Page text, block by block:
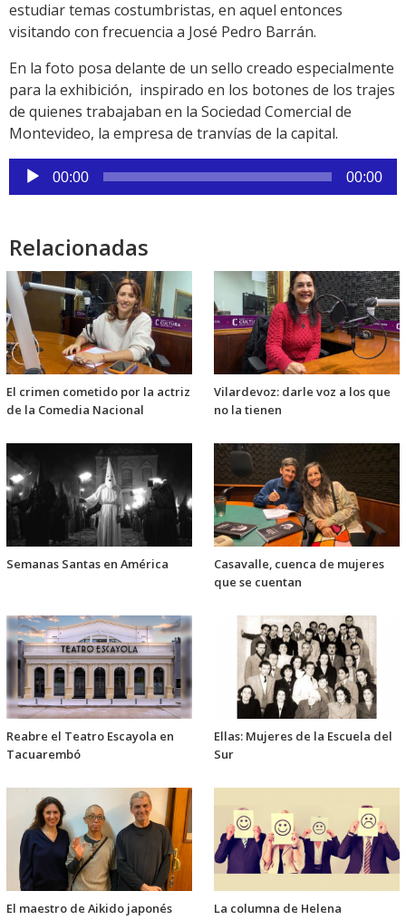
estudiar temas costumbristas, en aquel entonces
visitando con frecuencia a José Pedro Barrán.
En la foto posa delante de un sello creado especialmente
para la exhibición, inspirado en los botones de los trajes
de quienes trabajaban en la Sociedad Comercial de
Montevideo, la empresa de tranvías de la capital.
Reproductor
de
00:00 00:00
Relacionadas
El crimen cometido por la actriz
de la Comedia Nacional
Vilardevoz: darle voz a los que
no la tienen
Semanas Santas en América
Casavalle, cuenca de mujeres
que se cuentan
Reabre el Teatro Escayola en
Tacuarembó
Ellas: Mujeres de la Escuela del
Sur
El maestro de Aikido japonés
La columna de Helena